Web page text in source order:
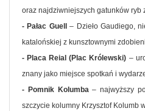
oraz najdziwniejszych gatunków ryb
- Pałac Guell– Dzieło Gaudiego,
katalońskiej z kunsztownymi
- Placa Reial (Plac Królewski) –
znany jako miejsce spotkań i
- Pomnik Kolumba– najwyższy
szczycie kolumny Krzysztof Kolumb